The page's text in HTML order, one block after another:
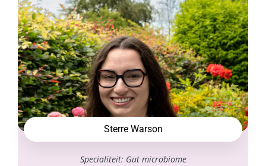
Sterre Warson
Specialiteit: Gut microbiome